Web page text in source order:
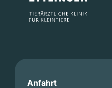
Anfahrt